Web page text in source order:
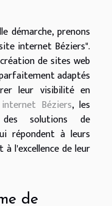
démarche, prenons
internet Béziers".
de sites web
adaptés
leur visibilité en
Béziers, les
solutions de
répondent à leurs
l'excellence de leur
de